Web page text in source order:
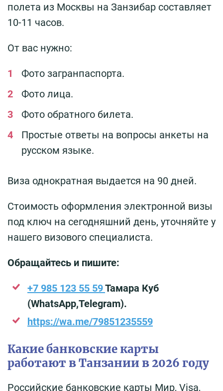
полета из Москвы на Занзибар составляет
10-11 часов.
От вас нужно:
Фото загранпаспорта.
Фото лица.
Фото обратного билета.
Простые ответы на вопросы анкеты на
русском языке.
Виза однократная выдается на 90 дней.
Стоимость оформления электронной визы
под ключ на сегодняшний день, уточняйте у
нашего визового специалиста.
Обращайтесь и пишите:
+7 985 123 55 59Тамара Куб
(WhatsApp,Telegram).
https://wa.me/79851235559
Какие банковские карты
работают в Танзании в 2026 году
Российские банковские карты Мир, Visa,